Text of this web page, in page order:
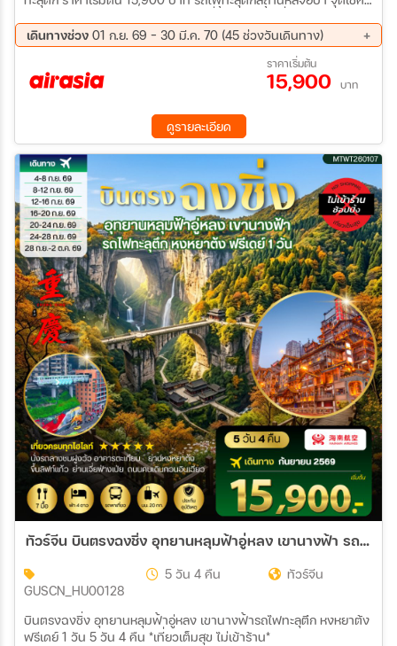
ระหว่าง
ตารางเมตร หงหยาต้ง แลนด์มาร์คประจำเมืองฉงชิ่ง ตึก 22 ชั้น สุด
แปลกคุ๋ยซิงโหล่ว พิพิภัณฑ์ศิลปะ (ตึกตะเกียบ) จุดถ่ายรูปสุดคูล ถนนโบ
ราณสือปาที (Shi Ba Ti) พร้อมเทรดเบียร์สด ราคาขึ้น-ลง ราว “ตลาด
หุ้น” ตรอกโบราณเซี่ยฮ่าวหลี่ ถนนโบราณหลงเหมินห่าว แหล่งรวมร้าน
เดินทางช่วง 01 ก.ย. 69 - 30 มี.ค. 70 (45 ช่วงวันเดินทาง)
03 ก.ย. 69 - 07 ก.ย. 69
09 ก.ย. 69 - 13 ก.ย. 69
16 ก.ย. 69 - 20 ก.ย. 69
17 ก.ย. 69 - 21 ก.ย. 69
18 ก.ย. 69 - 22 ก.ย. 69
29 ต.ค. 69 - 02 พ.ย. 69
06 พ.ย. 69 - 10 พ.ย. 69
07 พ.ย. 69 - 11 พ.ย. 69
12 พ.ย. 69 - 16 พ.ย. 69
13 พ.ย. 69 - 17 พ.ย. 69
19 พ.ย. 69 - 23 พ.ย. 69
20 พ.ย. 69 - 24 พ.ย. 69
25 พ.ย. 69 - 29 พ.ย. 69
27 พ.ย. 69 - 01 ธ.ค. 69
04 ธ.ค. 69 - 08 ธ.ค. 69
10 ธ.ค. 69 - 14 ธ.ค. 69
11 ธ.ค. 69 - 15 ธ.ค. 69
17 ธ.ค. 69 - 21 ธ.ค. 69
18 ธ.ค. 69 - 22 ธ.ค. 69
24 ธ.ค. 69 - 28 ธ.ค. 69
25 ธ.ค. 69 - 29 ธ.ค. 69
31 ธ.ค. 69 - 04 ม.ค. 70
07 ม.ค. 70 - 11 ม.ค. 70
09 ม.ค. 70 - 13 ม.ค. 70
15 ม.ค. 70 - 19 ม.ค. 70
16 ม.ค. 70 - 20 ม.ค. 70
21 ม.ค. 70 - 25 ม.ค. 70
22 ม.ค. 70 - 26 ม.ค. 70
28 ม.ค. 70 - 01 ก.พ. 70
29 ม.ค. 70 - 02 ก.พ. 70
18 ก.พ. 70 - 22 ก.พ. 70
19 ก.พ. 70 - 23 ก.พ. 70
25 ก.พ. 70 - 01 มี.ค 70
26 ก.พ. 70 - 02 มี.ค 70
04 มี.ค 70 - 08 มี.ค 70
05 มี.ค 70 - 09 มี.ค 70
11 มี.ค 70 - 15 มี.ค 70
12 มี.ค 70 - 16 มี.ค 70
18 มี.ค 70 - 22 มี.ค 70
19 มี.ค 70 - 23 มี.ค 70
25 มี.ค 70 - 29 มี.ค 70
26 มี.ค 70 - 30 มี.ค 70
ราคาเริ่มต้น
15,900 บาท
ดูรายละเอียด
ทัวร์จีน บินตรงฉงชิ่ง อุทยานหลุมฟ้าอู่หลง เขานางฟ้า รถไฟทะลุตึก หงหยาต้ง ฟรีเดย์ 1 วัน *เที่ยวเต็มสุข ไม่เข้าร้าน* 5วัน 4คืน (HU)
GUSCN_HU00128
5 วัน 4 คืน ทัวร์จีน
บินตรงฉงชิ่ง อุทยานหลุมฟ้าอู่หลง เขานางฟ้ารถไฟทะลุตึก หงหยาต้ง
ฟรีเดย์ 1 วัน 5 วัน 4 คืน *เที่ยวเต็มสุข ไม่เข้าร้าน*